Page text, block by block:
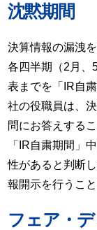
沈黙期間
決算情報の漏洩
各四半期（2月、
表までを「IR自
社の役職員は、
問にお答えする
「IR自粛期間」
性があると判断
報開示を行うこ
フェア・